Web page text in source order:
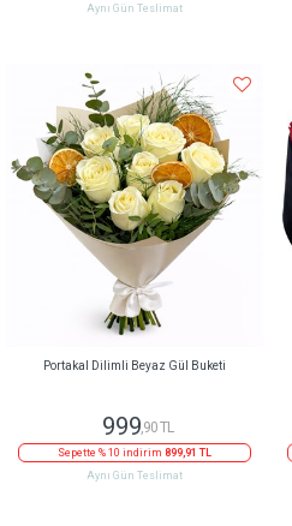
Aynı Gün Teslimat
Portakal Dilimli Beyaz Gül Buketi
999,90 TL
Sepette % 10 indirim 899,91 TL
Aynı Gün Teslimat